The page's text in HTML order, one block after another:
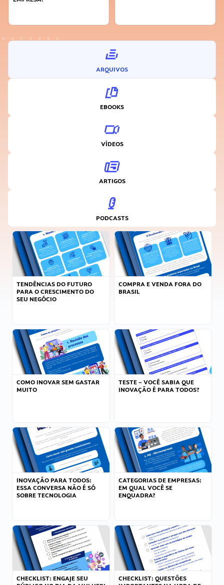
ARQUIVOS
EBOOKS
VÍDEOS
ARTIGOS
PODCASTS
TENDÊNCIAS DO FUTURO
PARA O CRESCIMENTO DO
SEU NEGÓCIO
COMPRA E VENDA FORA DO
BRASIL
COMO INOVAR SEM GASTAR
MUITO
TESTE – VOCÊ SABIA QUE
INOVAÇÃO É PARA TODOS?
INOVAÇÃO PARA TODOS:
ESSA CONVERSA NÃO É SÓ
SOBRE TECNOLOGIA
CATEGORIAS DE EMPRESAS:
EM QUAL VOCÊ SE
ENQUADRA?
CHECKLIST: ENGAJE SEU
CHECKLIST: QUESTÕES